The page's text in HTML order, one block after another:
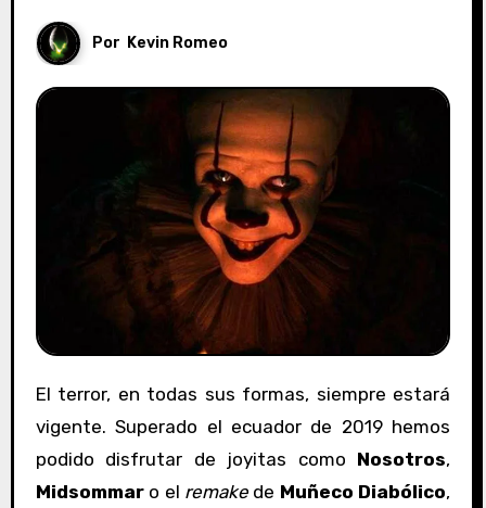
Por Kevin Romeo
El terror, en todas sus formas, siempre estará
vigente. Superado el ecuador de 2019 hemos
podido disfrutar de joyitas como Nosotros,
Midsommaro el remake de Muñeco Diabólico,